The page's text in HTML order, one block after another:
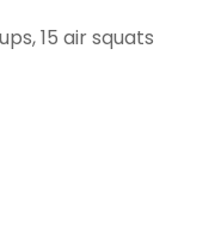
15 air squats